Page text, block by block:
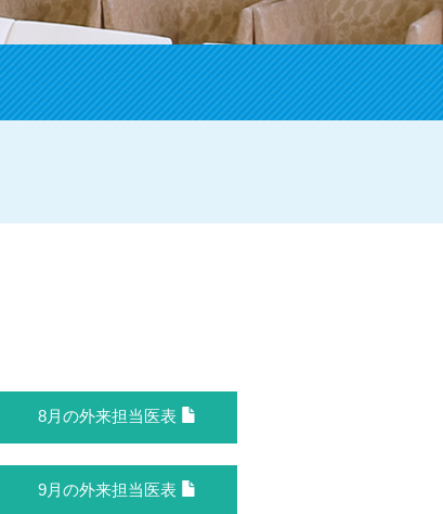
8月の外来担当医表
9月の外来担当医表